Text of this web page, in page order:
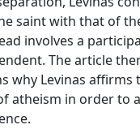
saint with that of
involves a
The article
why Levinas affirms
atheism in order to